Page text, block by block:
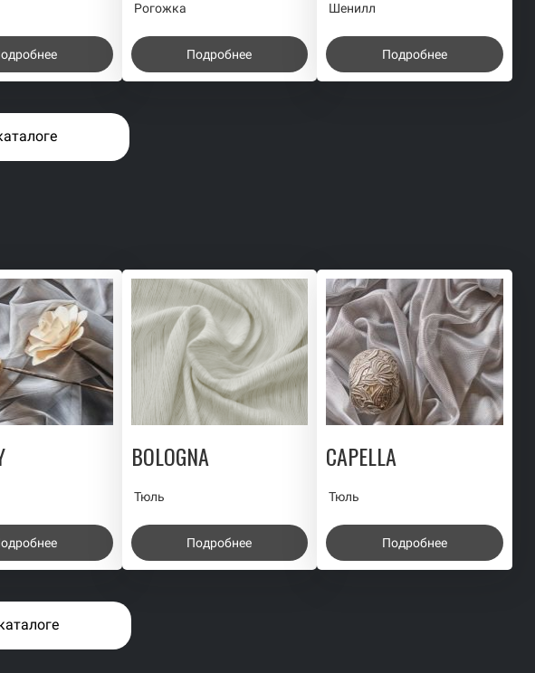
Рогожка
Подробнее
Шенилл
Подробнее
BOLOGNA
Тюль
Подробнее
CAPELLA
Тюль
Подробнее